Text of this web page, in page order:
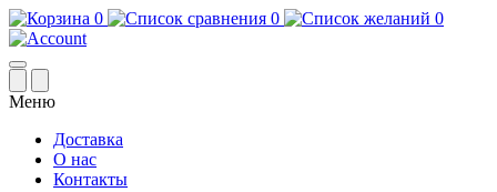
0 0 0
Меню
Доставка
О нас
Контакты